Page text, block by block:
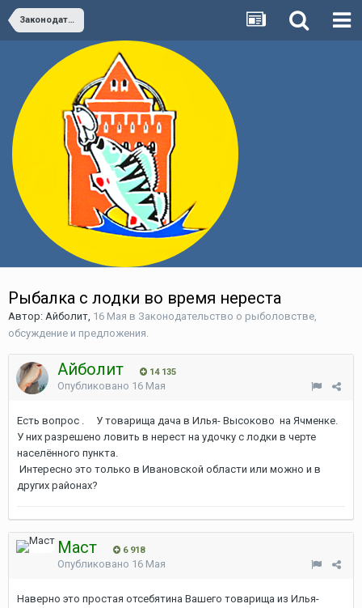
Законодательство о рыболовстве, обсуждение и предложения.
Рыбалка с лодки во время нереста
Автор: Айболит, 16 Мая в Законодательство о рыболовстве,
обсуждение и предложения.
Айболит 14 135
Опубликовано 16 Мая
Есть вопрос . У товарища дача в Илья- Высоково на Ячменке.
У них разрешено ловить в нерест на удочку с лодки в черте
населённого пункта.
Интересно это только в Ивановской области или можно и в
других районах?
Маст 6 918
Опубликовано 16 Мая
Наверно это простая отсебятина Вашего товарища из Илья-